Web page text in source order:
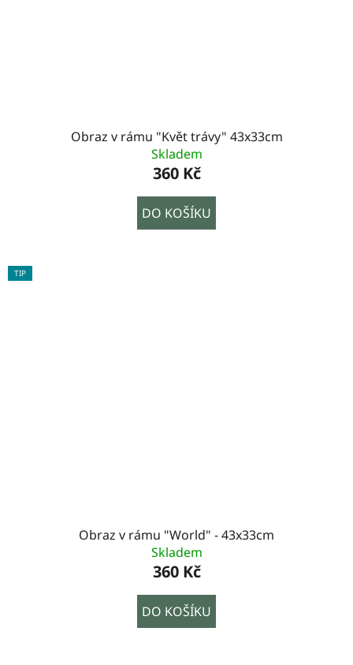
Obraz v rámu "Květ trávy" 43x33cm
Skladem
360 Kč
DO KOŠÍKU
TIP
Obraz v rámu "World" - 43x33cm
Skladem
360 Kč
DO KOŠÍKU